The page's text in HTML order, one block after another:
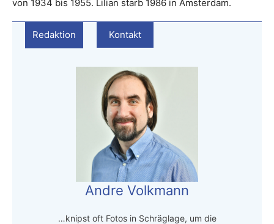
von 1934 bis 1955. Lilian starb 1986 in Amsterdam.
Redaktion Kontakt
Andre Volkmann
…knipst oft Fotos in Schräglage, um die